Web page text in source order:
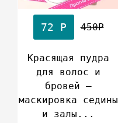
72 Р 450Р
Красящая пудра
для волос и
бровей —
маскировка седины
и залы...